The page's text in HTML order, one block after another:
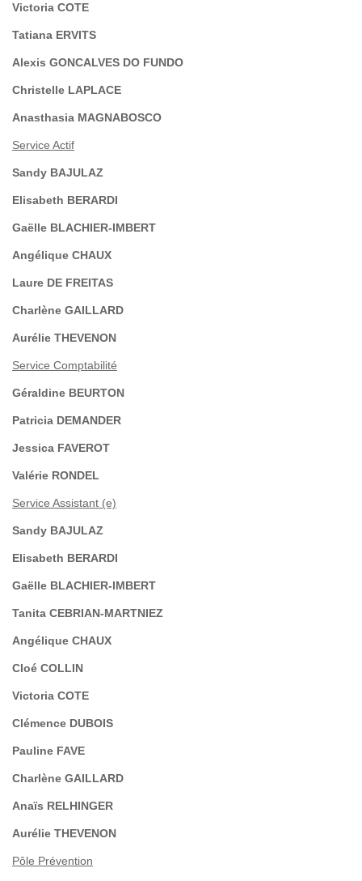
Victoria COTE
Tatiana ERVITS
Alexis GONCALVES DO FUNDO
Christelle LAPLACE
Anasthasia MAGNABOSCO
Service Actif
Sandy BAJULAZ
Elisabeth BERARDI
Gaëlle BLACHIER-IMBERT
Angélique CHAUX
Laure DE FREITAS
Charlène GAILLARD
Aurélie THEVENON
Service Comptabilité
Géraldine BEURTON
Patricia DEMANDER
Jessica FAVEROT
Valérie RONDEL
Service Assistant (e)
Sandy BAJULAZ
Elisabeth BERARDI
Gaëlle BLACHIER-IMBERT
Tanita CEBRIAN-MARTNIEZ
Angélique CHAUX
Cloé COLLIN
Victoria COTE
Clémence DUBOIS
Pauline FAVE
Charlène GAILLARD
Anaïs RELHINGER
Aurélie THEVENON
Pôle Prévention